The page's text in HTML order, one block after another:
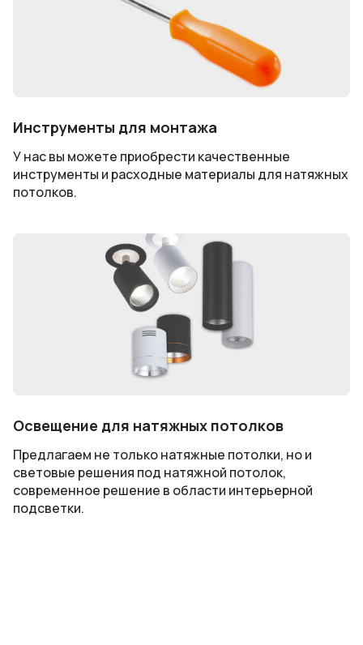
Инструменты для монтажа
У нас вы можете приобрести качественные
инструменты и расходные материалы для натяжных
потолков.
Освещение для натяжных потолков
Предлагаем не только натяжные потолки, но и
световые решения под натяжной потолок,
современное решение в области интерьерной
подсветки.